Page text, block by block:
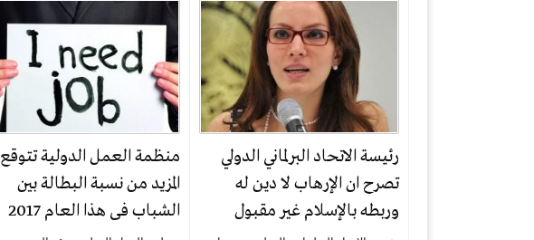
رئيسة الاتحاد البرلماني الدولي
تصرح ان الإرهاب لا دين له
وربطه بالإسلام غير مقبول
منظمة العمل الدولية تتوقع
المزيد من نسبة البطالة بين
الشباب فى هذا العام 2017